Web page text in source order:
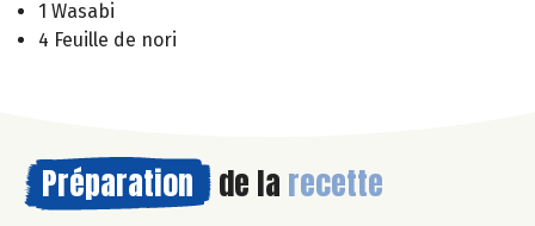
1 Wasabi
4 Feuille de nori
Préparation de la recette